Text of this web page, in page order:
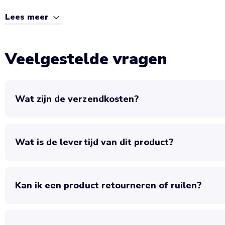
Lees meer
Veelgestelde vragen
Wat zijn de verzendkosten?
Wat is de levertijd van dit product?
Kan ik een product retourneren of ruilen?